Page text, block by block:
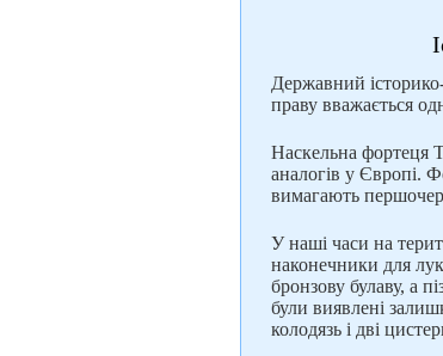
Державний
праву вважається
Наскельна фортеця
аналогів у Європі.
вимагають
У наші часи на
наконечники для
бронзову булаву, а
були виявлені
колодязь і дві